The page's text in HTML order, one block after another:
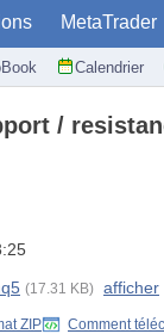
MetaTrader
Calendrier
/
(17.31 KB) afficher
ZIP Comment